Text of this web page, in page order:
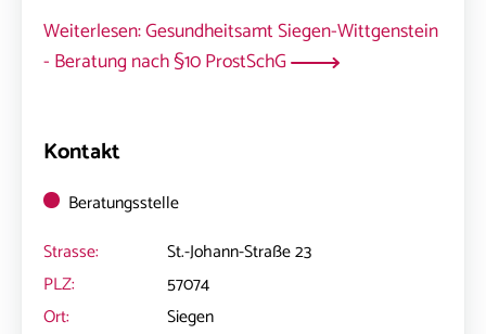
Weiterlesen: Gesundheitsamt Siegen-Wittgenstein
- Beratung nach §10 ProstSchG
Kontakt
Beratungsstelle
Strasse:
St.-Johann-Straße 23
PLZ:
57074
Ort:
Siegen